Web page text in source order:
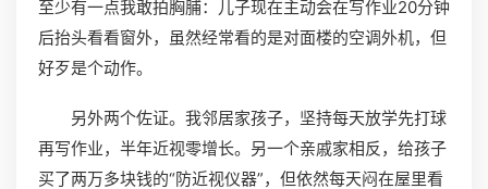
至少有一点我敢拍胸脯：儿子现在主动会在写作业20分钟
后抬头看看窗外，虽然经常看的是对面楼的空调外机，但
好歹是个动作。
另外两个佐证。我邻居家孩子，坚持每天放学先打球
再写作业，半年近视零增长。另一个亲戚家相反，给孩子
买了两万多块钱的“防近视仪器”，但依然每天闷在屋里看